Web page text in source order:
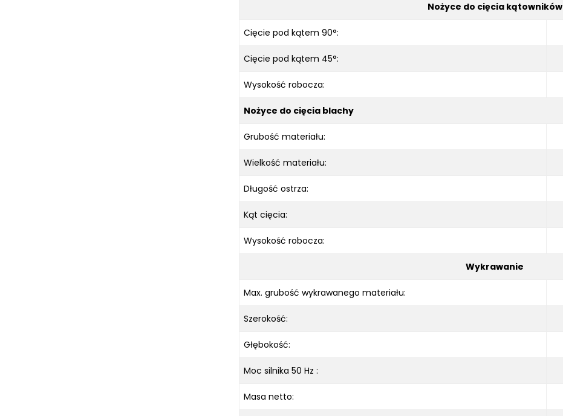
Nożyce do cięcia kątowników
Cięcie pod kątem 90°:
Cięcie pod kątem 45°:
Wysokość robocza:
Nożyce do cięcia blachy
Grubość materiału:
Wielkość materiału:
Długość ostrza:
Kąt cięcia:
Wysokość robocza:
Wykrawanie
Max. grubość wykrawanego materiału:
Szerokość:
Głębokość:
Moc silnika 50 Hz :
Masa netto: